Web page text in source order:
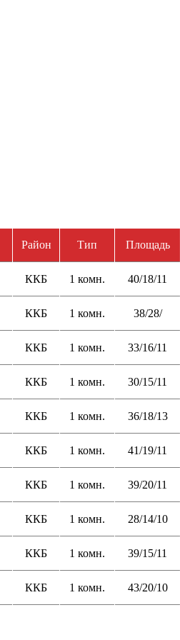
Район Тип Площадь
ККБ 1 комн. 40/18/11
ККБ 1 комн. 38/28/
ККБ 1 комн. 33/16/11
ККБ 1 комн. 30/15/11
ККБ 1 комн. 36/18/13
ККБ 1 комн. 41/19/11
ККБ 1 комн. 39/20/11
ККБ 1 комн. 28/14/10
ККБ 1 комн. 39/15/11
ККБ 1 комн. 43/20/10